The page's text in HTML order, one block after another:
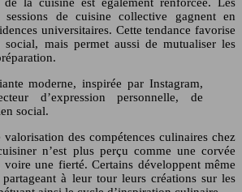
sessions de cuisine collective gagnent en
universitaires. Cette tendance favorise
mais permet aussi de mutualiser les
moderne, inspirée par Instagram,
d’expression personnelle, de
social.
des compétences culinaires chez
n’est plus perçu comme une corvée
une fierté. Certains développent même
à leur tour leurs créations sur les